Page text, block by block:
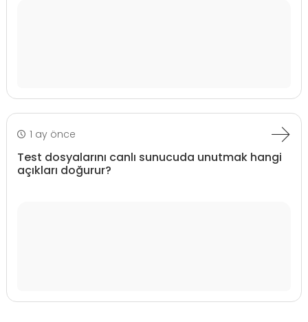
1 ay önce
Test dosyalarını canlı sunucuda unutmak hangi
açıkları doğurur?